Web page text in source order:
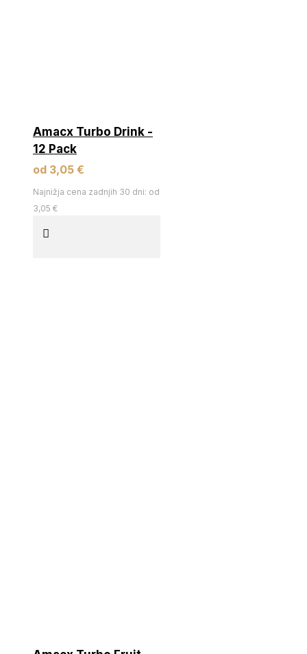
Amacx Turbo Drink -
12 Pack
od 3,05 €
Najnižja cena zadnjih 30 dni: od
3,05 €